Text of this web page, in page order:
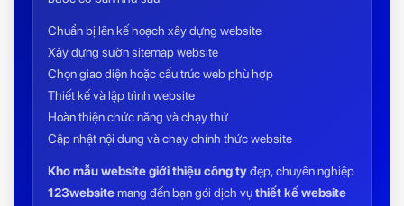
Chuẩn bị lên kế hoạch xây dựng website
Xây dựng sườn sitemap website
Chọn giao diện hoặc cấu trúc web phù hợp
Thiết kế và lập trình website
Hoàn thiện chức năng và chạy thử
Cập nhật nội dung và chạy chính thức website
Kho mẫu website giới thiệu công tyđẹp, chuyên nghiệp
123websitemang đến bạn gói dịch vụthiết kế website